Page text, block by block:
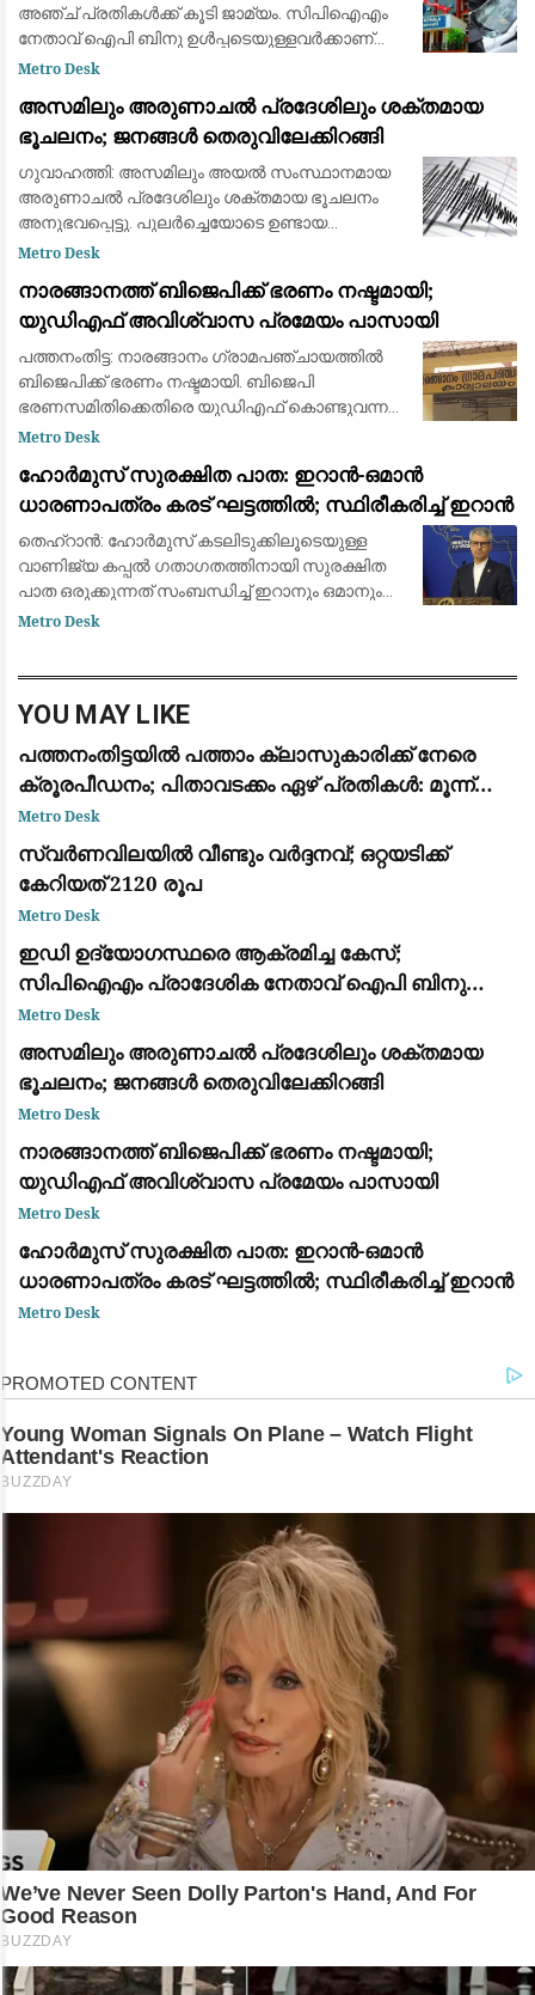
അഞ്ച് പ്രതികള്‍ക്ക് കൂടി ജാമ്യം. സിപിഐഎം
നേതാവ് ഐപി ബിനു ഉള്‍പ്പടെയുള്ളവര്‍ക്കാണ്
ഹൈക്കോടതി ജാമ്യം അനുവദിച്ചത്. ഇതോടെ
ഡി
Metro Desk
അസമിലും അരുണാചൽ പ്രദേശിലും ശക്തമായ
ഭൂചലനം; ജനങ്ങൾ തെരുവിലേക്കിറങ്ങി
ഗുവാഹത്തി: അസമിലും അയൽ സംസ്ഥാനമായ
അരുണാചൽ പ്രദേശിലും ശക്തമായ ഭൂചലനം
അനുഭവപ്പെട്ടു. പുലർച്ചെയോടെ ഉണ്ടായ
ഭൂചലനത്തെ തുടർന്ന് പരിഭ്രാന്തരായ ജനങ്ങൾ
പുറത്തേക്ക് ഓടിരക
Metro Desk
നാരങ്ങാനത്ത് ബിജെപിക്ക് ഭരണം നഷ്ടമായി;
യുഡിഎഫ് അവിശ്വാസ പ്രമേയം പാസായി
പത്തനംതിട്ട: നാരങ്ങാനം ഗ്രാമപഞ്ചായത്തിൽ
ബിജെപിക്ക് ഭരണം നഷ്ടമായി. ബിജെപി
ഭരണസമിതിക്കെതിരെ യുഡിഎഫ് കൊണ്ടുവന്ന
അവിശ്വാസ പ്രമേയം പാസായതോടെയാണ്
നറുക്കെടുപ്പിലൂടെ അധികാരത്ത
Metro Desk
ഹോർമുസ് സുരക്ഷിത പാത: ഇറാൻ-ഒമാൻ
ധാരണാപത്രം കരട് ഘട്ടത്തിൽ; സ്ഥിരീകരിച്ച് ഇറാൻ
തെഹ്‌റാൻ: ഹോർമുസ് കടലിടുക്കിലൂടെയുള്ള
വാണിജ്യ കപ്പൽ ഗതാഗതത്തിനായി സുരക്ഷിത
പാത ഒരുക്കുന്നത് സംബന്ധിച്ച് ഇറാനും ഒമാനും
തമ്മിൽ നടത്തുന്ന ചർച്ചകൾ അന്തിമ കരട്
Metro Desk
YOU MAY LIKE
പത്തനംതിട്ടയിൽ പത്താം ക്ലാസുകാരിക്ക് നേരെ
ക്രൂരപീഡനം; പിതാവടക്കം ഏഴ് പ്രതികൾ: മൂന്ന്
പേർ അറസ്റ്റിൽ
Metro Desk
സ്വര്‍ണവിലയിൽ വീണ്ടും വർദ്ദനവ്; ഒറ്റയടിക്ക്
കേറിയത് 2120 രൂപ
Metro Desk
ഇഡി ഉദ്യോഗസ്ഥരെ ആക്രമിച്ച കേസ്;
സിപിഐഎം പ്രാദേശിക നേതാവ് ഐപി ബിനു
ഉള്‍പ്പടെ അഞ്ച് പ്രതികള്‍ക്ക് ജാമ്യം
Metro Desk
അസമിലും അരുണാചൽ പ്രദേശിലും ശക്തമായ
ഭൂചലനം; ജനങ്ങൾ തെരുവിലേക്കിറങ്ങി
Metro Desk
നാരങ്ങാനത്ത് ബിജെപിക്ക് ഭരണം നഷ്ടമായി;
യുഡിഎഫ് അവിശ്വാസ പ്രമേയം പാസായി
Metro Desk
ഹോർമുസ് സുരക്ഷിത പാത: ഇറാൻ-ഒമാൻ
ധാരണാപത്രം കരട് ഘട്ടത്തിൽ; സ്ഥിരീകരിച്ച് ഇറാൻ
Metro Desk